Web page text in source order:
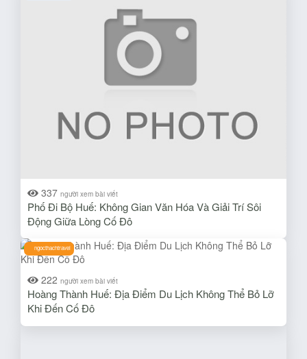
337 người xem bài viết
Phố Đi Bộ Huế: Không Gian Văn Hóa Và Giải Trí Sôi
Động Giữa Lòng Cố Đô
ngocthachtravel
222 người xem bài viết
Hoàng Thành Huế: Địa Điểm Du Lịch Không Thể Bỏ Lỡ
Khi Đến Cố Đô